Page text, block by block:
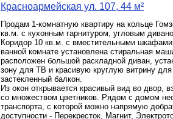
Красноармейская ул. 107, 44 м²
Продам 1-комнатную квартиру на кольце
кв.м. с кухонным гарнитуром, угловым
Коридор 10 кв.м. с вместительными
ванной комнате установлена стиральная
расположен большой раскладной диван,
зону для ТВ и красивую круглую витрину
застекленный балкон.
Из окон открывается красивый вид во двор,
со множеством цветников. Рядом с домом
транспорта, с которой можно напрямую
доступности - Перекресток, Магнит,